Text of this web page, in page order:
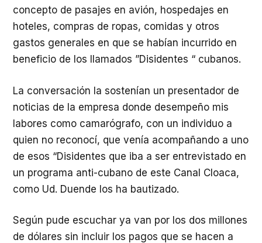
concepto de pasajes en avión, hospedajes en
hoteles, compras de ropas, comidas y otros
gastos generales en que se habían incurrido en
beneficio de los llamados ”Disidentes “ cubanos.
La conversación la sostenían un presentador de
noticias de la empresa donde desempeño mis
labores como camarógrafo, con un individuo a
quien no reconocí, que venía acompañando a uno
de esos “Disidentes que iba a ser entrevistado en
un programa anti-cubano de este Canal Cloaca,
como Ud. Duende los ha bautizado.
Según pude escuchar ya van por los dos millones
de dólares sin incluir los pagos que se hacen a